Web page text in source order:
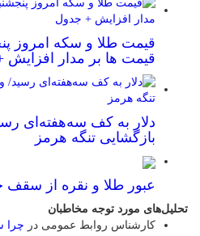
قیمت ها بر مدار افزایش
دلار به کف سه‌هفته‌ای
بازگشایی تنگه هرمز
عبور طلا و نقره از سقف
تحلیل‌های مورد توجه مخاطبان
کارشناس روابط عمومی در چرا